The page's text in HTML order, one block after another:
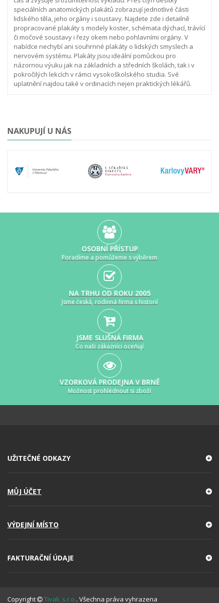
speciálních anatomických plakátů zobrazují jednotlivé části
lidského těla, jeho orgány i soustavy. Najdete zde i detailně
propracované plakáty s modely koster, schémata dýchací, trávící
či močové soustavy i řezy okem nebo pohlavními orgány. V
nabídce nechybí ani souhrnné plakáty o lidských smyslech a
nervovém systému. Plakáty jsou ideální pomůckou pro
názornou výuku jak na základních a středních školách, tak i v
pokročilých lekcích v rámci vysokoškolského studia. Své
uplatnění najdou také v ordinacích nejen praktických lékářů.
NAKUPUJÍ U NÁS
OSOBNÍ PŘÍSTUP
Poradíme a pomůžeme s výběrem
NA TRHU OD ROKU 2005
Jsme česká, rodinná firma s historií
JSME SLUŠNÁ FIRMA
Co naši zákazníci oceňují
VZORKOVÁ PRODEJNA V BRNĚ
Možnost prohlédnout si zboží
UŽITEČNÉ ODKAZY
MŮJ ÚČET
VÝDEJNÍ MÍSTO
FAKTURAČNÍ ÚDAJE
Copyright Tivali, s.r.o.. Všechna práva vyhrazena